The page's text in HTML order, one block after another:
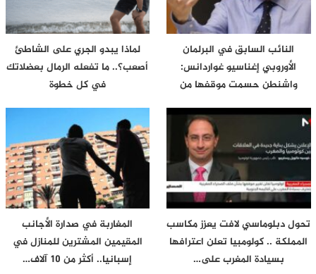
النائب السابق في البرلمان
الأوروبي إغناسيو غواردانس:
واشنطن حسمت موقفها من
لماذا يبدو الجري على الشاطئ
أصعب؟.. ما تفعله الرمال بعضلاتك
في كل خطوة
تحول دبلوماسي لافت يعزز مكاسب
المملكة .. كولومبيا تعلن اعترافها
بسيادة المغرب على…
المغاربة في صدارة الأجانب
المقيمين المشترين للمنازل في
إسبانيا.. أكثر من 10 آلاف…